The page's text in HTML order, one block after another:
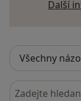
Další
Hledejte v